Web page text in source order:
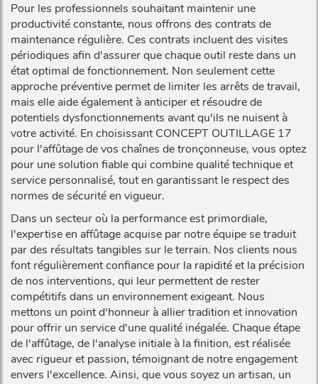
Pour les professionnels souhaitant maintenir une
productivité constante, nous offrons des contrats de
maintenance régulière. Ces contrats incluent des visites
périodiques afin d'assurer que chaque outil reste dans un
état optimal de fonctionnement. Non seulement cette
approche préventive permet de limiter les arrêts de travail,
mais elle aide également à anticiper et résoudre de
potentiels dysfonctionnements avant qu'ils ne nuisent à
votre activité. En choisissant CONCEPT OUTILLAGE 17
pour l'affûtage de vos chaînes de tronçonneuse, vous optez
pour une solution fiable qui combine qualité technique et
service personnalisé, tout en garantissant le respect des
normes de sécurité en vigueur.
Dans un secteur où la performance est primordiale,
l'expertise en affûtage acquise par notre équipe se traduit
par des résultats tangibles sur le terrain. Nos clients nous
font régulièrement confiance pour la rapidité et la précision
de nos interventions, qui leur permettent de rester
compétitifs dans un environnement exigeant. Nous
mettons un point d'honneur à allier tradition et innovation
pour offrir un service d'une qualité inégalée. Chaque étape
de l'affûtage, de l'analyse initiale à la finition, est réalisée
avec rigueur et passion, témoignant de notre engagement
envers l'excellence. Ainsi, que vous soyez un artisan, un